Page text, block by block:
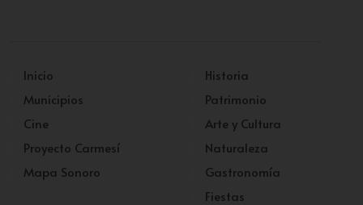
Inicio
Municipios
Cine
Proyecto Carmesí
Mapa Sonoro
Historia
Patrimonio
Arte y Cultura
Naturaleza
Gastronomía
Fiestas